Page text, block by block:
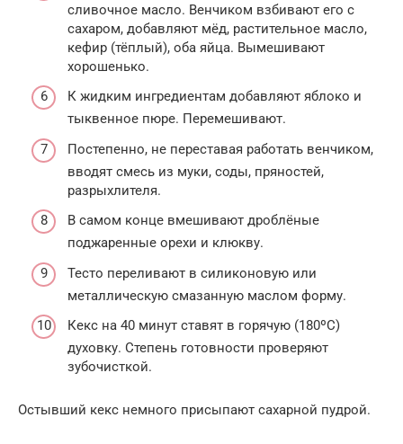
сливочное масло. Венчиком взбивают его с
сахаром, добавляют мёд, растительное масло,
кефир (тёплый), оба яйца. Вымешивают
хорошенько.
К жидким ингредиентам добавляют яблоко и
тыквенное пюре. Перемешивают.
Постепенно, не переставая работать венчиком,
вводят смесь из муки, соды, пряностей,
разрыхлителя.
В самом конце вмешивают дроблёные
поджаренные орехи и клюкву.
Тесто переливают в силиконовую или
металлическую смазанную маслом форму.
Кекс на 40 минут ставят в горячую (180ºС)
духовку. Степень готовности проверяют
зубочисткой.
Остывший кекс немного присыпают сахарной пудрой.